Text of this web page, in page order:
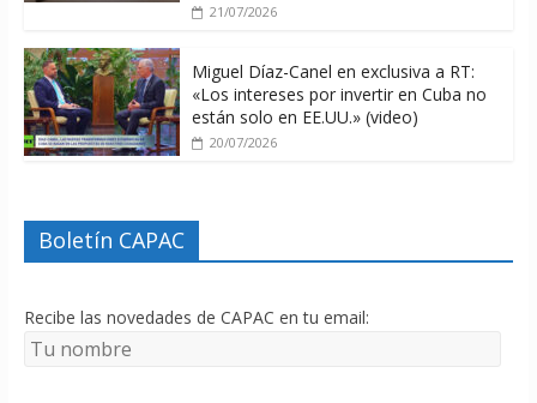
21/07/2026
Miguel Díaz-Canel en exclusiva a RT:
«Los intereses por invertir en Cuba no
están solo en EE.UU.» (video)
20/07/2026
Boletín CAPAC
Recibe las novedades de CAPAC en tu email: